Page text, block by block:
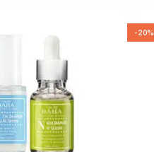
-20%